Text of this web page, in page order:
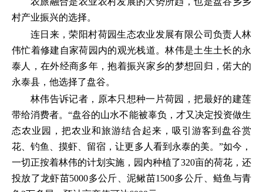
村产业振兴的选择。
连日来，荣阳村荷园生态农业发展有限公司负责人林
伟忙着修建自家荷园内的观光栈道。林伟是土生土长的永
泰人，在外经商多年，抱着振兴家乡的梦想回归，偌大的
永泰县，他选择了盘谷。
林伟告诉记者，原本只想种一片荷园，把最好的建莲
带给消费者。“盘谷的山水不能被辜负，才又决定投资做生
态农业园，把农业和旅游结合起来，吸引游客到盘谷赏
花、钓鱼、摸虾、留宿，让更多人看到永泰的美。”如今，
一切正按着林伟的计划实施，园内种植了320亩的荷花，还
投放了龙虾苗5000多公斤、泥鳅苗1500多公斤、鲢鱼与青